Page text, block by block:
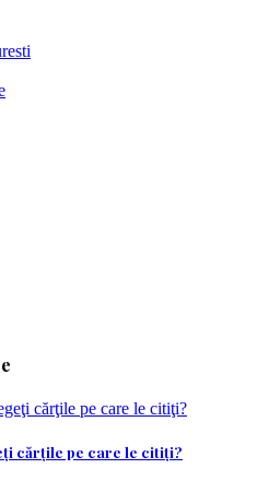
cărţile pe care le citiţi?